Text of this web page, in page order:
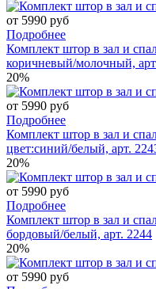
от 5990 руб
Подробнее
Комплект штор в зал и
коричневый/молочный,
20%
от 5990 руб
Подробнее
Комплект штор в зал и
цвет:синий/белый, арт.
20%
от 5990 руб
Подробнее
Комплект штор в зал и
бордовый/белый, арт. 2244
20%
от 5990 руб